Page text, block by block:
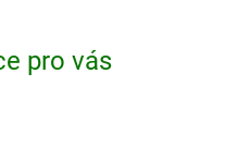
pro vás